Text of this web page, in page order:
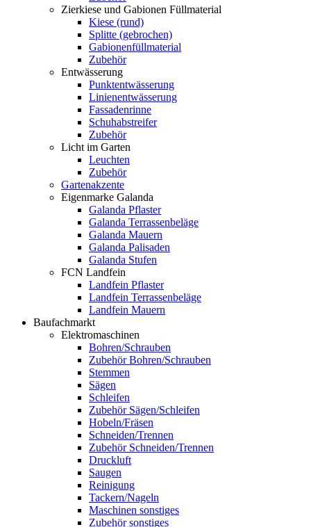
Zierkiese und Gabionen Füllmaterial
Kiese (rund)
Splitte (gebrochen)
Gabionenfüllmaterial
Zubehör
Entwässerung
Punktentwässerung
Linienentwässerung
Fassadenrinne
Schuhabstreifer
Zubehör
Licht im Garten
Leuchten
Zubehör
Gartenakzente
Eigenmarke Galanda
Galanda Pflaster
Galanda Terrassenbeläge
Galanda Mauern
Galanda Palisaden
Galanda Stufen
FCN Landfein
Landfein Pflaster
Landfein Terrassenbeläge
Landfein Mauern
Baufachmarkt
Elektromaschinen
Bohren/Schrauben
Zubehör Bohren/Schrauben
Stemmen
Sägen
Schleifen
Zubehör Sägen/Schleifen
Hobeln/Fräsen
Schneiden/Trennen
Zubehör Schneiden/Trennen
Druckluft
Saugen
Reinigung
Tackern/Nageln
Maschinen sonstiges
Zubehör sonstiges